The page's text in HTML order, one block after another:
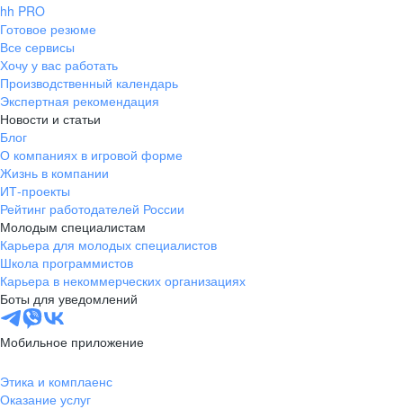
hh PRO
Готовое резюме
Все сервисы
Хочу у вас работать
Производственный календарь
Экспертная рекомендация
Новости и статьи
Блог
О компаниях в игровой форме
Жизнь в компании
ИТ-проекты
Рейтинг работодателей России
Молодым специалистам
Карьера для молодых специалистов
Школа программистов
Карьера в некоммерческих организациях
Боты для уведомлений
Мобильное приложение
Этика и комплаенс
Оказание услуг